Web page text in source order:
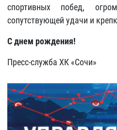
спортивных побед,
сопутствующей удачи и
С днем рождения!
Пресс-служба ХК «Сочи»